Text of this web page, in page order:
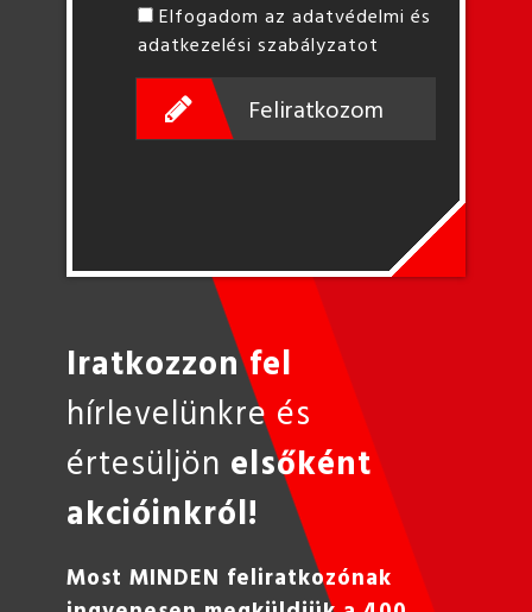
Elfogadom az adatvédelmi és
adatkezelési szabályzatot
Feliratkozom
Iratkozzon fel
hírlevelünkre és
értesüljön elsőként
akcióinkról!
Most MINDEN feliratkozónak